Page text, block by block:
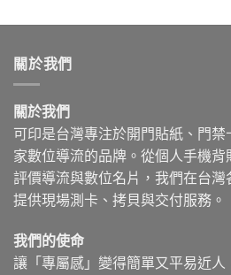
關於我們
關於我們
可印是台灣專注於開門貼紙、門
家數位導流的品牌。從個人手機
評價導流與數位名片，我們在台
提供現場測卡、拷貝與交付服務。
我們的使命
讓「專屬感」變得簡單又平易近